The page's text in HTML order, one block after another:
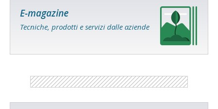
E-magazine
Tecniche, prodotti e servizi dalle aziende